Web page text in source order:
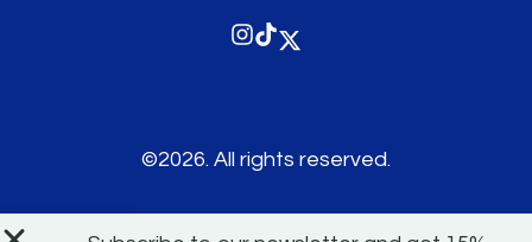
©2026. All rights reserved.